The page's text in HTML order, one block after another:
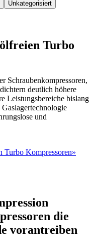
Unkategorisiert
Turbo
Schraubenkompressoren,
deutlich höhere
Leistungsbereiche bislang
und
Kompressoren»
die
vorantreiben